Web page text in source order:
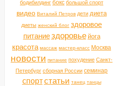
бодибилдинг бокс большой спорт
видео Виталий Петров дети диета
диеты женский блог здоровое
питание здоровье йога
красота массаж мастер-класс Москва
новости питание похудение Санкт-
Петербург сборная России семинар
спорт статьи танец танцы